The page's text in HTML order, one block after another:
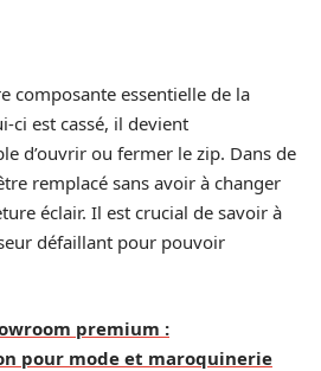
composante essentielle de la
ci est cassé, il devient
d’ouvrir ou fermer le zip. Dans de
remplacé sans avoir à changer
éclair. Il est crucial de savoir à
défaillant pour pouvoir
premium :
pour mode et maroquinerie